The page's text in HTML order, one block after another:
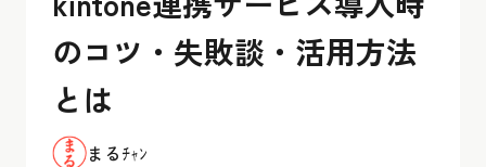
のコツ・失敗談・活用方法
とは
まるﾁｬﾝ